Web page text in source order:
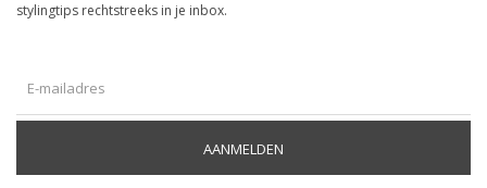
stylingtips rechtstreeks in je inbox.
AANMELDEN